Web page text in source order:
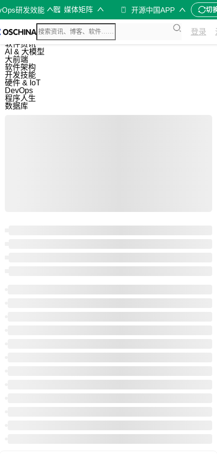
研发效能 媒体矩阵 开源中国APP 切
登录
综合
开源资讯
软件资讯
AI & 大模型
大前端
软件架构
开发技能
硬件 & IoT
DevOps
程序人生
数据库